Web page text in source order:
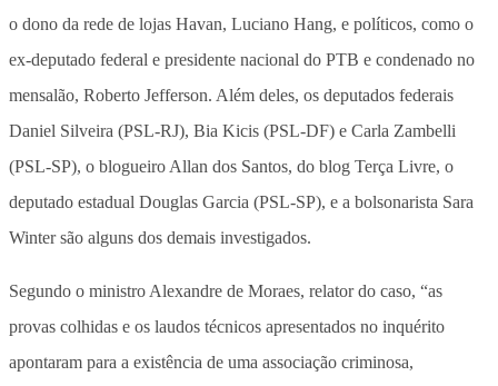
o dono da rede de lojas Havan, Luciano Hang, e políticos, como o
ex-deputado federal e presidente nacional do PTB e condenado no
mensalão, Roberto Jefferson. Além deles, os deputados federais
Daniel Silveira (PSL-RJ), Bia Kicis (PSL-DF) e Carla Zambelli
(PSL-SP), o blogueiro Allan dos Santos, do blog Terça Livre, o
deputado estadual Douglas Garcia (PSL-SP), e a bolsonarista Sara
Winter são alguns dos demais investigados.
Segundo o ministro Alexandre de Moraes, relator do caso, “as
provas colhidas e os laudos técnicos apresentados no inquérito
apontaram para a existência de uma associação criminosa,